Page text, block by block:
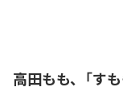
高田もも、「す